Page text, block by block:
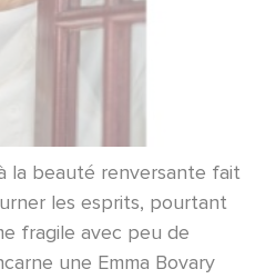
la beauté renversante fait
les esprits, pourtant
fragile avec peu de
une Emma Bovary